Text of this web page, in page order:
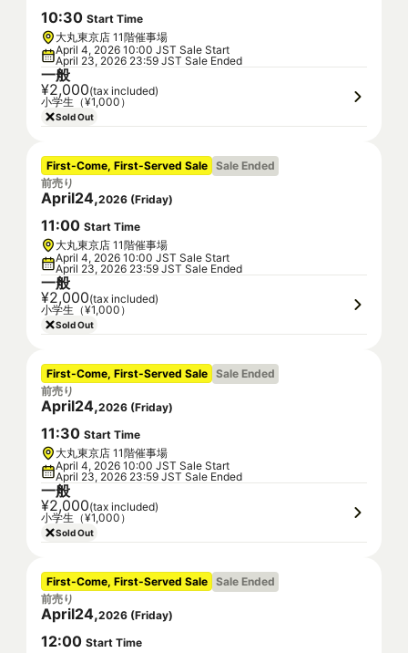
10:30 Start Time
大丸東京店 11階催事場
April 4, 2026 10:00 JST Sale Start
April 23, 2026 23:59 JST Sale Ended
一般
¥2,000(tax included)
小学生（¥1,000）
Sold Out
First-Come, First-Served Sale Sale Ended
前売り
April24,2026 (Friday)
11:00 Start Time
大丸東京店 11階催事場
April 4, 2026 10:00 JST Sale Start
April 23, 2026 23:59 JST Sale Ended
一般
¥2,000(tax included)
小学生（¥1,000）
Sold Out
First-Come, First-Served Sale Sale Ended
前売り
April24,2026 (Friday)
11:30 Start Time
大丸東京店 11階催事場
April 4, 2026 10:00 JST Sale Start
April 23, 2026 23:59 JST Sale Ended
一般
¥2,000(tax included)
小学生（¥1,000）
Sold Out
First-Come, First-Served Sale Sale Ended
前売り
April24,2026 (Friday)
12:00 Start Time